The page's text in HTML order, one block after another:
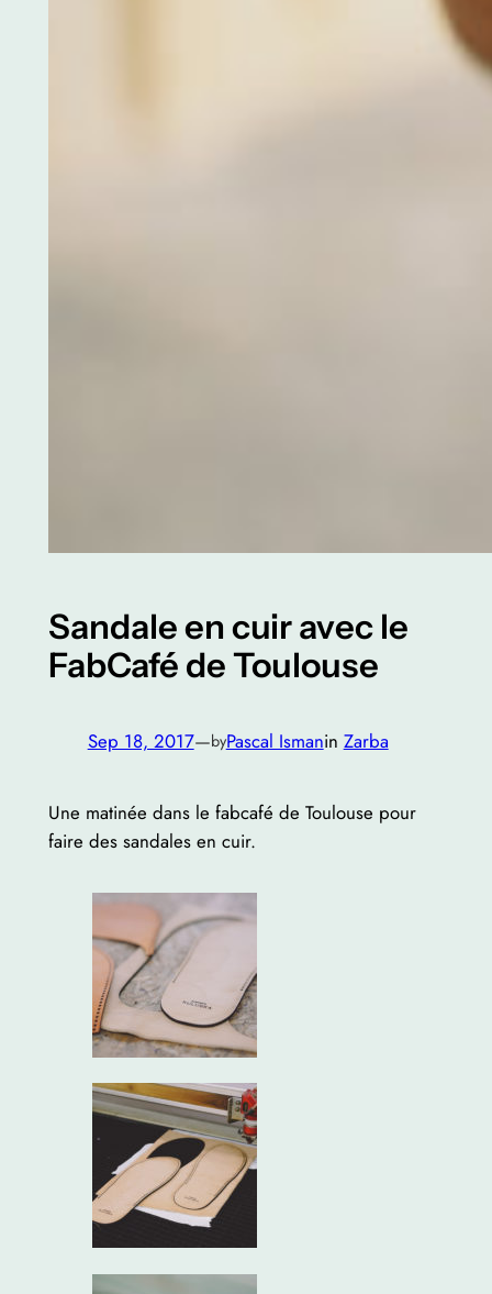
Sandale en cuir avec le
FabCafé de Toulouse
Sep 18, 2017—byPascal Ismanin Zarba
Une matinée dans le fabcafé de Toulouse pour
faire des sandales en cuir.